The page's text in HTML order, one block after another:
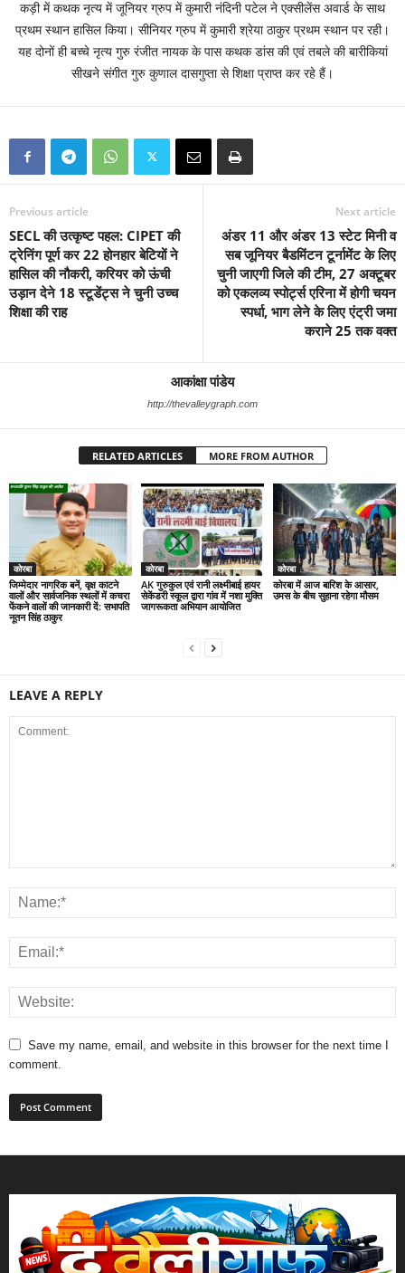
कड़ी में कथक नृत्य में जूनियर ग्रुप में कुमारी नंदिनी पटेल ने एक्सीलेंस अवार्ड के साथ
प्रथम स्थान हासिल किया। सीनियर ग्रुप में कुमारी श्रेया ठाकुर प्रथम स्थान पर रही।
यह दोनों ही बच्चे नृत्य गुरु रंजीत नायक के पास कथक डांस की एवं तबले की बारीकियां
सीखने संगीत गुरु कुणाल दासगुप्ता से शिक्षा प्राप्त कर रहे हैं।
Previous article
SECL की उत्कृष्ट पहल: CIPET की
ट्रेनिंग पूर्ण कर 22 होनहार बेटियों ने
हासिल की नौकरी, करियर को ऊंची
उड़ान देने 18 स्टूडेंट्स ने चुनी उच्च
शिक्षा की राह
Next article
अंडर 11 और अंडर 13 स्टेट मिनी व
सब जूनियर बैडमिंटन टूर्नामेंट के लिए
चुनी जाएगी जिले की टीम, 27 अक्टूबर
को एकलव्य स्पोर्ट्स एरिना में होगी चयन
स्पर्धा, भाग लेने के लिए एंट्री जमा
कराने 25 तक वक्त
आकांक्षा पांडेय
http://thevalleygraph.com
RELATED ARTICLES MORE FROM AUTHOR
कोरबा
जिम्मेदार नागरिक बनें, वृक्ष काटने
वालों और सार्वजनिक स्थलों में कचरा
फेंकने वालों की जानकारी दें: सभापति
नूतन सिंह ठाकुर
कोरबा
AK गुरुकुल एवं रानी लक्ष्मीबाई हायर
सेकेंडरी स्कूल द्वारा गांव में नशा मुक्ति
जागरूकता अभियान आयोजित
कोरबा
कोरबा में आज बारिश के आसार,
उमस के बीच सुहाना रहेगा मौसम
LEAVE A REPLY
Save my name, email, and website in this browser for the next time I
comment.